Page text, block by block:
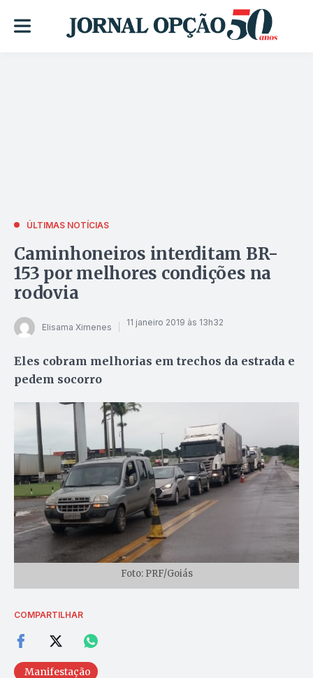
ÚLTIMAS NOTÍCIAS
Caminhoneiros interditam BR-
153 por melhores condições na
rodovia
Elisama Ximenes 11 janeiro 2019 às 13h32
Eles cobram melhorias em trechos da estrada e
pedem socorro
Foto: PRF/Goiás
COMPARTILHAR
Manifestação